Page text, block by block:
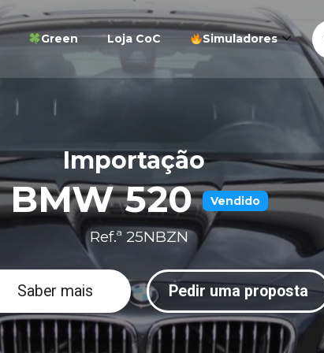
Green Loja CoC Simuladores
Importação
BMW 520 Vendido
Ref.ª 25NBZN
Saber mais Pedir uma proposta